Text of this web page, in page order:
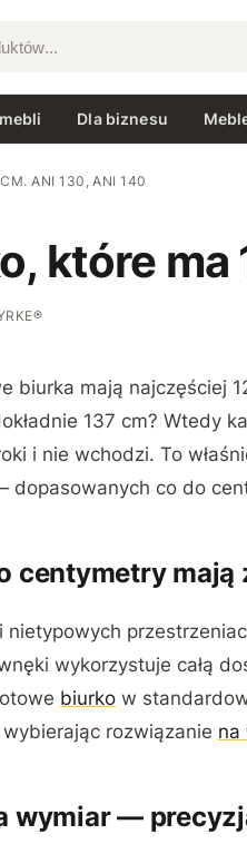
Dla biznesu
ANI 130, ANI 140
które ma
biurka mają najczęściej
137 cm? Wtedy
i nie wchodzi. To
dopasowanych co do
centymetry mają
nietypowych
wykorzystuje całą
biurko w
rozwiązanie na
wymiar —